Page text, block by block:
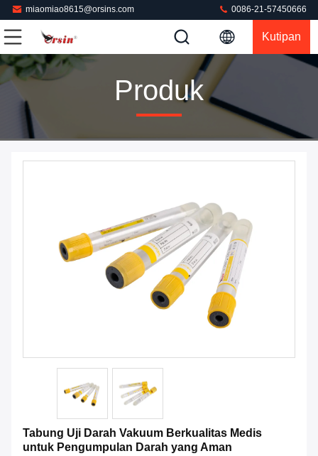
miaomiao8615@orsins.com 0086-21-57450666
Kutipan
Produk
Tabung Uji Darah Vakuum Berkualitas Medis
untuk Pengumpulan Darah yang Aman